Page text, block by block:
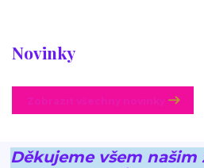
Novinky
Děkujeme všem